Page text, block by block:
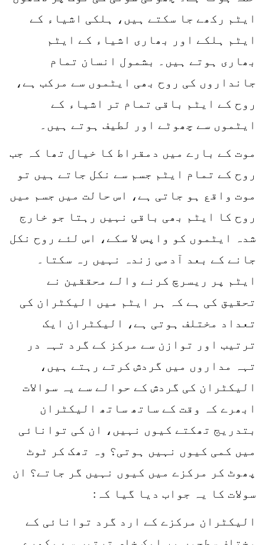
ایٹم رکھے جا سکتے ہیں، ہلکی اشیاء کے
ایٹم ہلکے اور بھاری اشیاء کے ایٹم
بھاری ہوتے ہیں۔ بشمول انسان تمام
جانداروں کی روح بھی ایٹموں سے مرکب ہے،
روح کے ایٹم باقی تمام تر اشیاء کے
ایٹموں سے چھوٹے اور لطیف ہوتے ہیں۔
موت کے بارے میں دمقراط کا خیال تھا کہ جب
روح کے تمام ایٹم جسم سے نکل جاتے ہیں تو
موت واقع ہو جاتی ہے، اس حالت میں جسم میں
روح کا ایٹم بھی باقی نہیں رہتا جو خارج
شدہ ایٹموں کو واپس لا سکے، اس لئے روح نکل
جانے کے بعد آدمی زندہ نہیں رہ سکتا۔
ایٹم پر ریسرچ کرنے والے محققین نے
تحقیق کی ہے کہ ہر ایٹم میں الیکٹران کی
تعداد مختلف ہوتی ہے، الیکٹران ایک
ترتیب اور توازن سے مرکز کے گرد تہہ در
تہہ مداروں میں گردش کرتے رہتے ہیں،
الیکٹران کی گردش کے حوالے سے یہ سوالات
ابھرے کہ وقت کے ساتھ ساتھ الیکٹران
بتدریج تھکتے کیوں نہیں، ان کی توانائی
میں کمی کیوں نہیں ہوتی؟ وہ تھک کر ٹوٹ
پھوٹ کر مرکزے میں کیوں نہیں گر جاتے؟ ان
سولات کا یہ جواب دیا گیا کہ:
الیکٹران مرکزے کے ارد گرد توانائی کے
مختلف سطحوں پر ایک خاص ترتیب سے بکھرے